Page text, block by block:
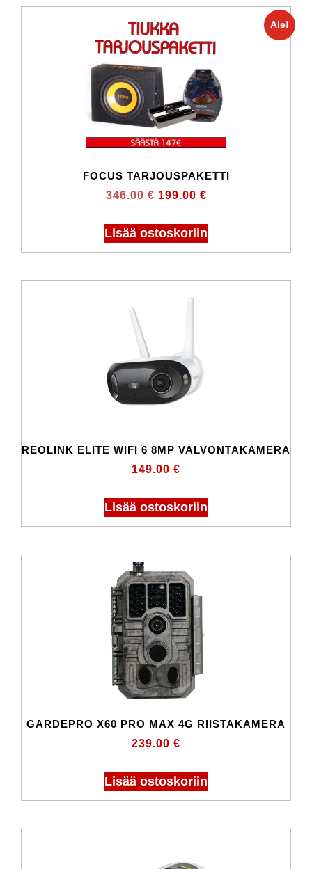
Ale!
FOCUS TARJOUSPAKETTI
346.00 € 199.00 €
Lisää ostoskoriin
REOLINK ELITE WIFI 6 8MP VALVONTAKAMERA
149.00 €
Lisää ostoskoriin
GARDEPRO X60 PRO MAX 4G RIISTAKAMERA
239.00 €
Lisää ostoskoriin